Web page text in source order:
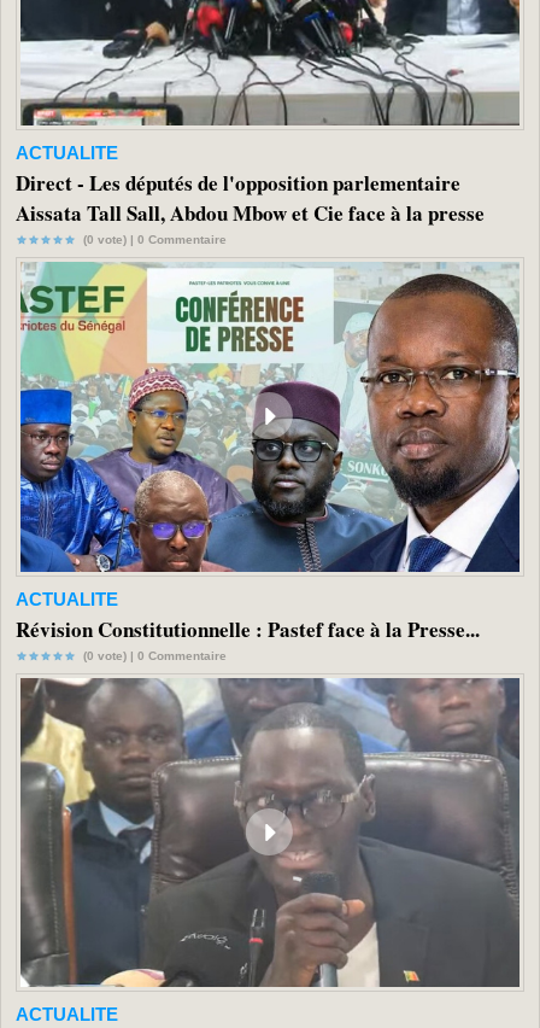
ACTUALITE
Direct - Les députés de l'opposition parlementaire
Aissata Tall Sall, Abdou Mbow et Cie face à la presse
(0 vote) | 0 Commentaire
ACTUALITE
Révision Constitutionnelle : Pastef face à la Presse...
(0 vote) | 0 Commentaire
ACTUALITE